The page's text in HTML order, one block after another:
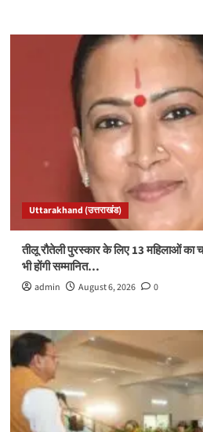
Uttarakhand (उत्तराखंड)
तीलू रौतेली पुरस्कार के लिए 13 महिलाओं का
भी होंगी सम्मानित…
admin August 6, 2026 0